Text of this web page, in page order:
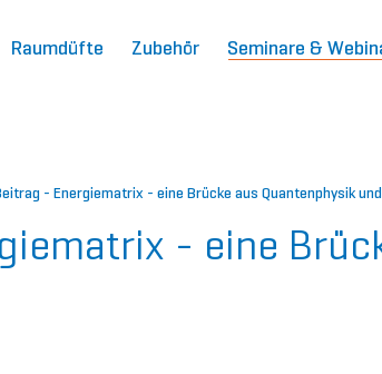
Raumdüfte Zubehör Seminare &
- Energiematrix - eine Brücke aus Quantenphysik
- eine